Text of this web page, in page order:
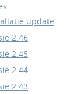
update
2.46
2.45
2.44
2.43